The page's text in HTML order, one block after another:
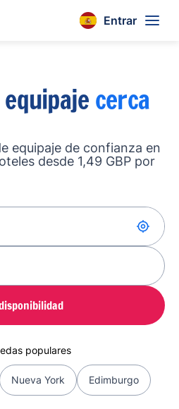
Entrar
cerca
equipaje de confianza en
desde 1,49 GBP por
populares
Nueva York Edimburgo